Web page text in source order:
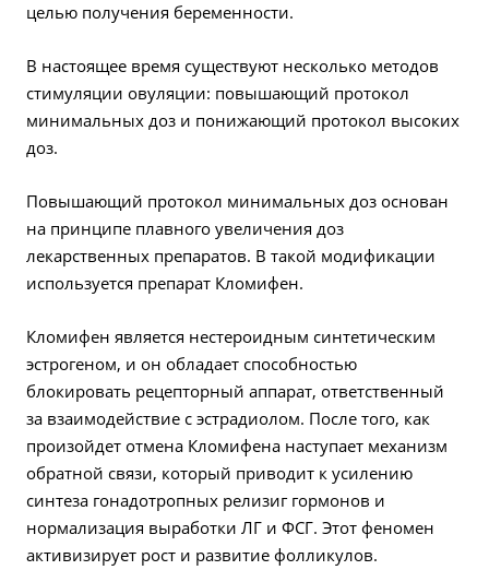
целью получения беременности.
В настоящее время существуют несколько методов
стимуляции овуляции: повышающий протокол
минимальных доз и понижающий протокол высоких
доз.
Повышающий протокол минимальных доз основан
на принципе плавного увеличения доз
лекарственных препаратов. В такой модификации
используется препарат Кломифен.
Кломифен является нестероидным синтетическим
эстрогеном, и он обладает способностью
блокировать рецепторный аппарат, ответственный
за взаимодействие с эстрадиолом. После того, как
произойдет отмена Кломифена наступает механизм
обратной связи, который приводит к усилению
синтеза гонадотропных релизиг гормонов и
нормализация выработки ЛГ и ФСГ. Этот феномен
активизирует рост и развитие фолликулов.